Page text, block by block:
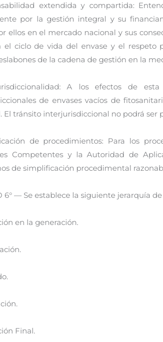
extendida y compartida:
por la gestión integral y su
ellos en el mercado nacional y sus
el ciclo de vida del envase y el respeto
de la cadena de gestión en la
A los efectos de
de envases vacíos de
El tránsito interjurisdiccional no podrá
de procedimientos: Para los
Competentes y la Autoridad de
de simplificación procedimental
6° — Se establece la siguiente jerarquía
en la generación.
Final.